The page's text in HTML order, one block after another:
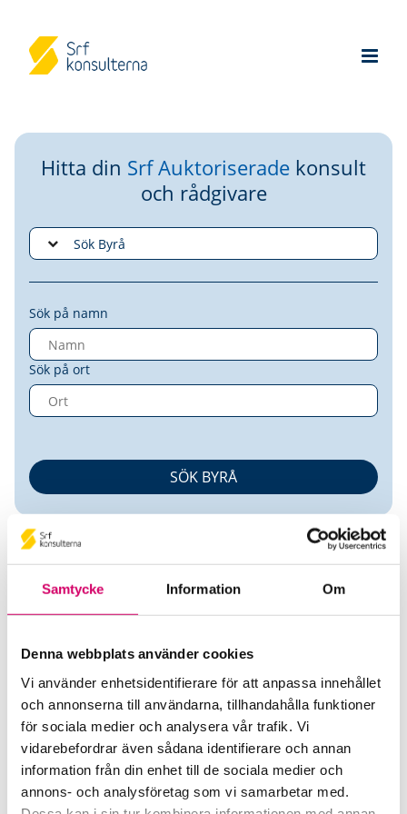
Samtycke Information Om
Denna webbplats använder cookies
Vi använder enhetsidentifierare för att anpassa innehållet
och annonserna till användarna, tillhandahålla funktioner
för sociala medier och analysera vår trafik. Vi
vidarebefordrar även sådana identifierare och annan
information från din enhet till de sociala medier och
annons- och analysföretag som vi samarbetar med.
Hitta din Srf Auktoriserade konsult
och rådgivare
Sök på namn
Sök på ort
Heidi Carneheim
Auktoriserad Redovisningskonsult
Carneheim Consulting AB
Stockholm
Telefon